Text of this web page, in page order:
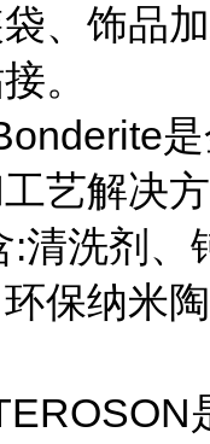
、饰品
。
艺解决
清洗剂、
保纳米